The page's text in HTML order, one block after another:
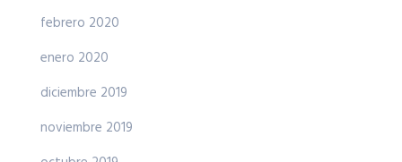
febrero 2020
enero 2020
diciembre 2019
noviembre 2019